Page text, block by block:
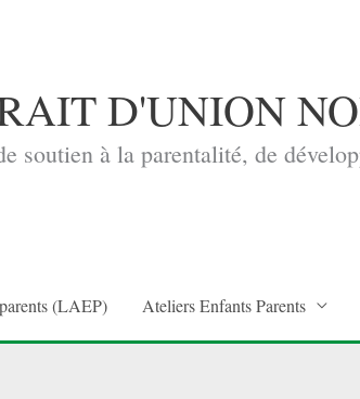
D'UNION
soutien à la parentalité, de
(LAEP) Ateliers Enfants Parents